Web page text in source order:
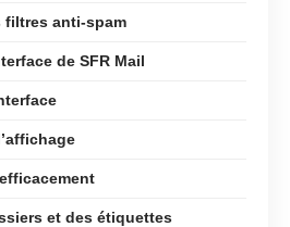
filtres anti-spam
de SFR Mail
et des étiquettes